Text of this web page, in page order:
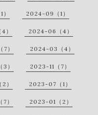
2024-09（1）
） 2024-06（4）
） 2024-03（4）
） 2023-11（7）
） 2023-07（1）
） 2023-01（2）